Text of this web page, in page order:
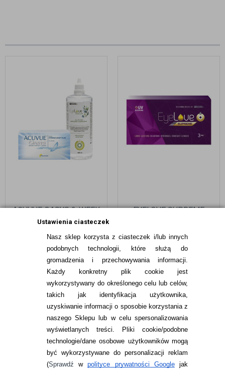
Ustawienia ciasteczek
Nasz sklep korzysta z ciasteczek i/lub innych
podobnych technologii, które służą do
gromadzenia i przechowywania informacji.
Każdy konkretny plik cookie jest
wykorzystywany do określonego celu lub celów,
takich jak identyfikacja użytkownika,
uzyskiwanie informacji o sposobie korzystania z
naszego Sklepu lub w celu spersonalizowania
wyświetlanych treści.
Pliki cookie/podobne
technologie/dane osobowe użytkowników mogą
być wykorzystywane do personalizacji reklam
(Sprawdźwpolityce prywatności Googlejak
ACUVUE OASYS 2-WEEK
6 SZT. + EYELOVE
103,49pln
EYELOVE SUPREME
49,99 pln
INFORMACJE KONTAKTOWE
JAK ZAMAWIAĆ?
ZWROTY I REKLAMACJA